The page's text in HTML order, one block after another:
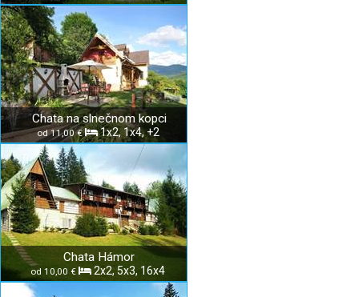
Chata na slnečnom kopci
od 11,00 € 1x2, 1x4, +2
Chata Hámor
od 10,00 € 2x2, 5x3, 16x4